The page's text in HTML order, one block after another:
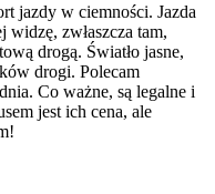
jazdy w ciemności. Jazda
widzę, zwłaszcza tam,
drogą. Światło jasne,
drogi. Polecam
Co ważne, są legalne i
jest ich cena, ale